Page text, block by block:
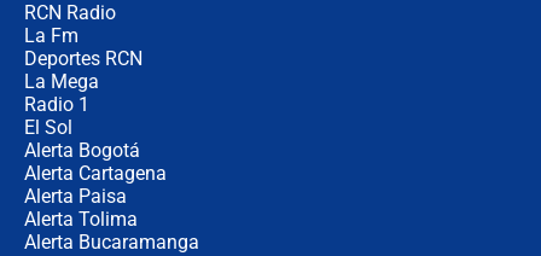
RCN Radio
La Fm
Deportes RCN
La Mega
Radio 1
El Sol
Alerta Bogotá
Alerta Cartagena
Alerta Paisa
Alerta Tolima
Alerta Bucaramanga